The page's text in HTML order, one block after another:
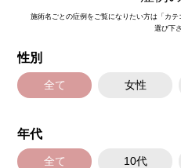
施術名ごとの症例をご覧になりたい方は「カ
選び下
性別
全て 女性
年代
全て 10代